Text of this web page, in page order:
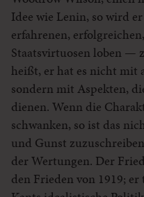
Idee wie Lenin, so wird
erfahrenen,
Staatsvirtuosen loben —
heißt, er hat es nicht mit
sondern mit Aspekten,
dienen. Wenn die
schwanken, so ist das
und Gunst
der Wertungen. Der
den Frieden von 1919;